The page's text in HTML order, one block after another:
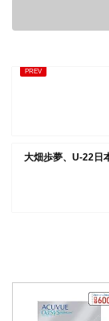
大畑歩夢、U-22日